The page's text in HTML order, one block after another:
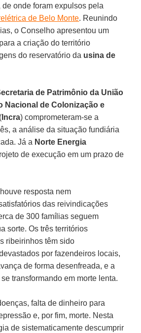
de onde foram expulsos pela
de Belo Monte. Reunindo
o Conselho apresentou um
a criação do território
do reservatório da usina de
de Patrimônio da União
Nacional de Colonização e
( Incra) comprometeram-se a
a análise da situação fundiária
Já a Norte Energia
de execução em um prazo de
resposta nem
das reivindicações
de 300 famílias seguem
sorte. Os três territórios
ribeirinhos têm sido
por fazendeiros locais,
de forma desenfreada, e a
transformando em morte lenta.
falta de dinheiro para
e, por fim, morte. Nesta
de sistematicamente descumprir